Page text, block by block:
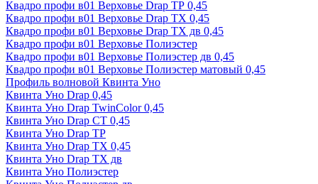
Квадро профи в01 Верховье Drap ТР 0,45
Квадро профи в01 Верховье Drap ТХ 0,45
Квадро профи в01 Верховье Drap ТХ дв 0,45
Квадро профи в01 Верховье Полиэстер
Квадро профи в01 Верховье Полиэстер дв 0,45
Квадро профи в01 Верховье Полиэстер матовый 0,45
Профиль волновой Квинта Уно
Квинта Уно Drap 0,45
Квинта Уно Drap TwinColor 0,45
Квинта Уно Drap СТ 0,45
Квинта Уно Drap ТР
Квинта Уно Drap ТХ 0,45
Квинта Уно Drap ТХ дв
Квинта Уно Полиэстер